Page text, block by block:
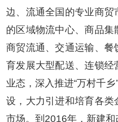
边、流通全国的专业商
的区域物流中心、商品
商贸流通、交通运输、
育发展大型配送、连锁经
业态，深入推进“万村千乡
设，大力引进和培育各类
市场。到 2016年，新建和